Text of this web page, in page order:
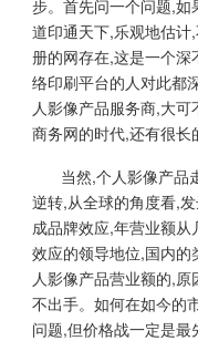
步。首先问一个问题,
道印通天下,乐观地估
册的网存在,这是一个
络印刷平台的人对此都
人影像产品服务商,大
商务网的时代,还有很长
当然,个人影像产品
逆转,从全球的角度看,
成品牌效应,年营业额
效应的领导地位,国内
人影像产品营业额的,
不出手。如何在如今的
问题,但价格战一定是